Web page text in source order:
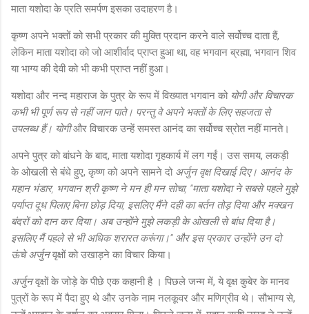
माता यशोदा के प्रति समर्पण इसका उदाहरण है।
कृष्ण अपने भक्तों को सभी प्रकार की मुक्ति प्रदान करने वाले सर्वोच्च दाता हैं,
लेकिन माता यशोदा को जो आशीर्वाद प्राप्त हुआ था, वह भगवान ब्रह्मा, भगवान शिव
या भाग्य की देवी को भी कभी प्राप्त नहीं हुआ।
यशोदा और नन्द महाराज के पुत्र के रूप में विख्यात भगवान को योगी और विचारक
कभी भी पूर्ण रूप से नहीं जान पाते। परन्तु वे अपने भक्तों के लिए सहजता से
उपलब्ध हैं। योगीऔर विचारकउन्हें समस्त आनंद का सर्वोच्च स्रोत नहीं मानते।
अपने पुत्र को बांधने के बाद, माता यशोदा गृहकार्य में लग गईं। उस समय, लकड़ी
के ओखली से बंधे हुए, कृष्ण को अपने सामने दो अर्जुन वृक्ष दिखाई दिए। आनंद के
महान भंडार, भगवान श्री कृष्ण ने मन ही मन सोचा, “माता यशोदा ने सबसे पहले मुझे
पर्याप्त दूध पिलाए बिना छोड़ दिया, इसलिए मैंने दही का बर्तन तोड़ दिया और मक्खन
बंदरों को दान कर दिया। अब उन्होंने मुझे लकड़ी के ओखली से बांध दिया है।
इसलिए मैं पहले से भी अधिक शरारत करूंगा।” और इस प्रकार उन्होंने उन दो
ऊंचेअर्जुनवृक्षों कोउखाड़ने का विचार किया।
अर्जुनवृक्षों के जोड़े के पीछे एक कहानी है । पिछले जन्म में, ये वृक्ष कुबेर के मानव
पुत्रों के रूप में पैदा हुए थे और उनके नाम नलकूवर और मणिग्रीव थे। सौभाग्य से,